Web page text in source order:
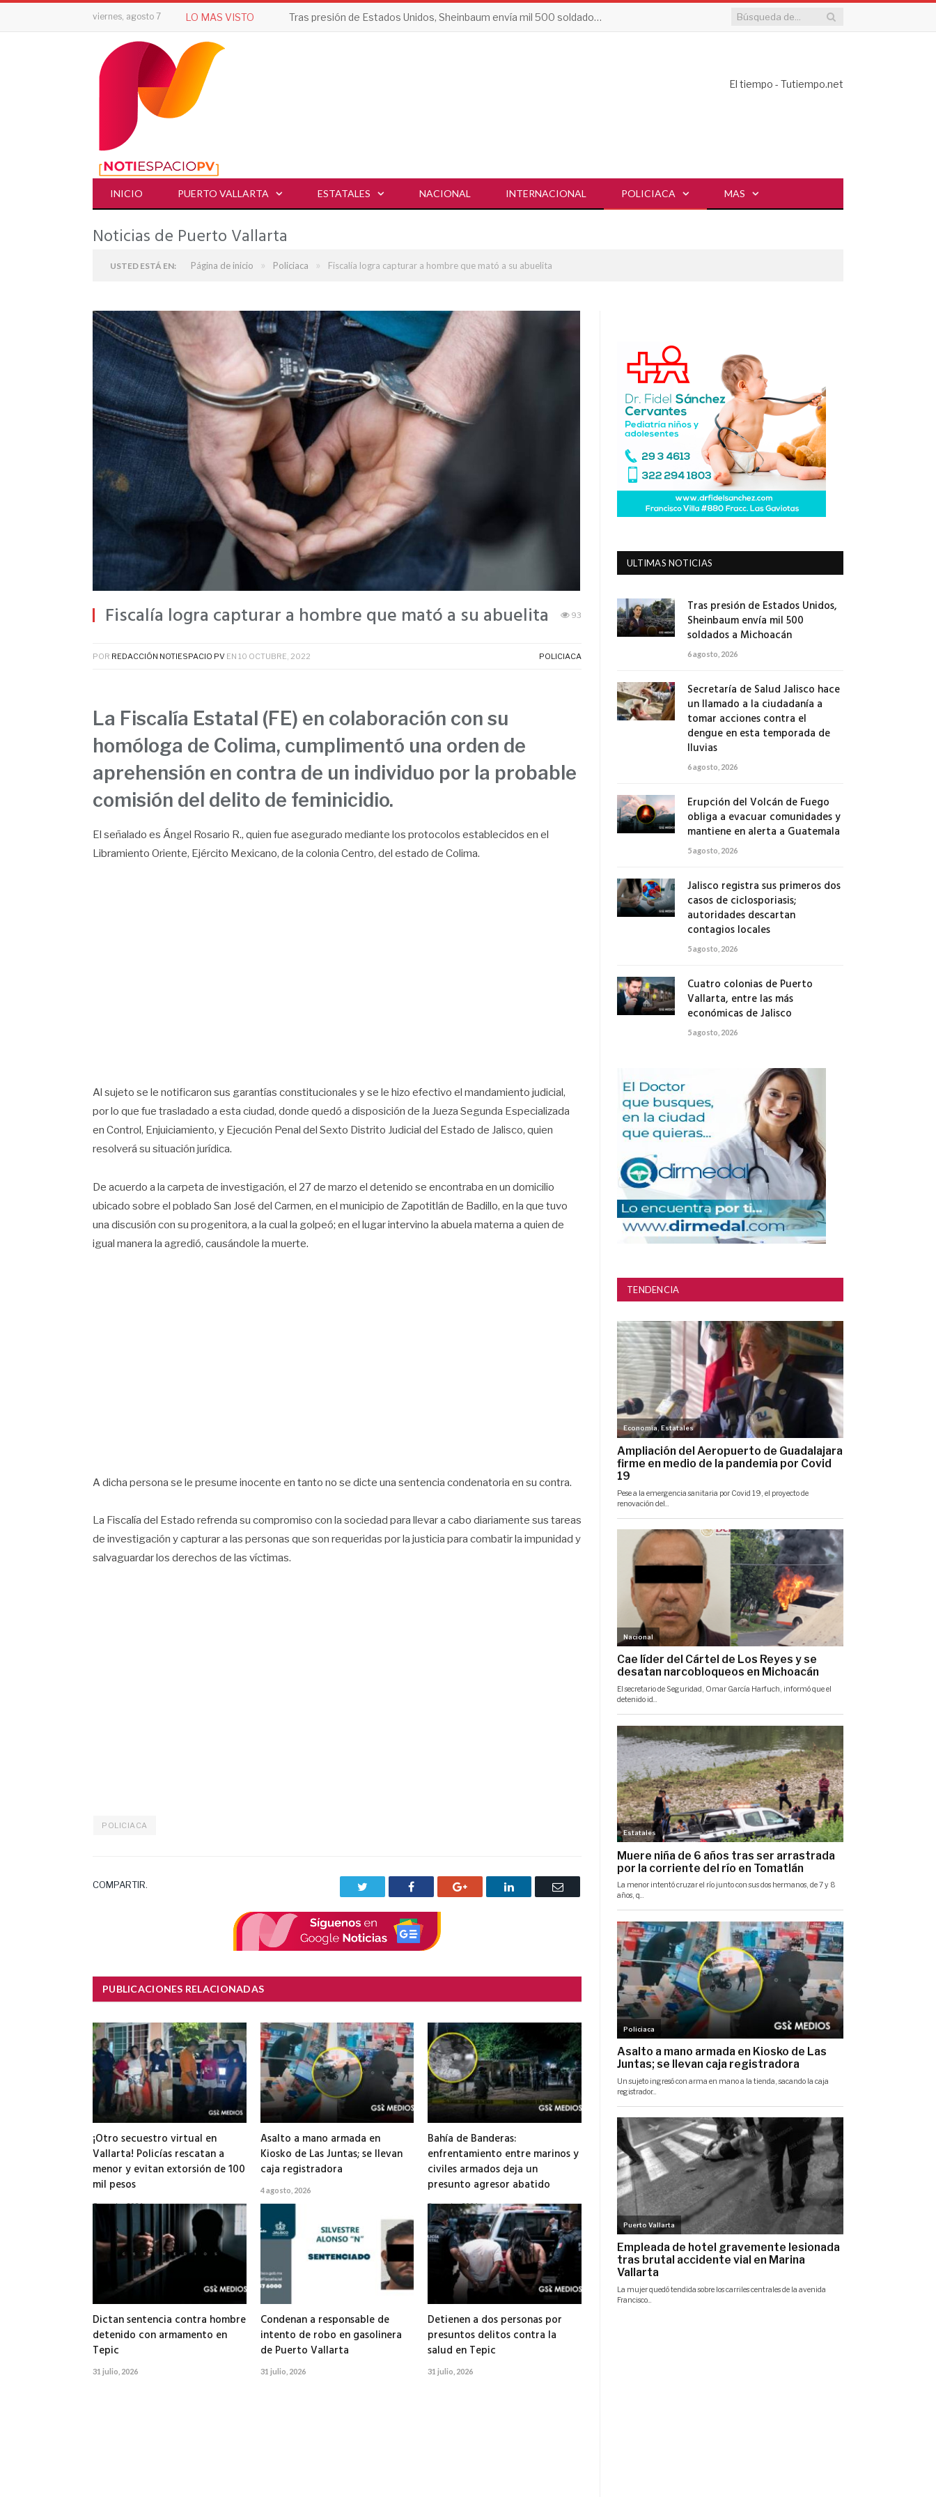
viernes, agosto 7 LO MAS VISTO Tras presión de Estados Unidos, Sheinbaum envía mil 500 soldados a Michoacán
El tiempo - Tutiempo.net
INICIO PUERTO VALLARTA ESTATALES NACIONAL INTERNACIONAL POLICIACA MAS
Noticias de Puerto Vallarta
USTED ESTÁ EN: Página de inicio » Policiaca » Fiscalía logra capturar a hombre que mató a su abuelita
Fiscalía logra capturar a hombre que mató a su abuelita 93
POR REDACCIÓN NOTIESPACIO PV EN 10 OCTUBRE, 2022 POLICIACA
La Fiscalía Estatal (FE) en colaboración con su
homóloga de Colima, cumplimentó una orden de
aprehensión en contra de un individuo por la probable
comisión del delito de feminicidio.
El señalado es Ángel Rosario R., quien fue asegurado mediante los protocolos establecidos en el
Libramiento Oriente, Ejército Mexicano, de la colonia Centro, del estado de Colima.
Al sujeto se le notificaron sus garantías constitucionales y se le hizo efectivo el mandamiento judicial,
por lo que fue trasladado a esta ciudad, donde quedó a disposición de la Jueza Segunda Especializada
en Control, Enjuiciamiento, y Ejecución Penal del Sexto Distrito Judicial del Estado de Jalisco, quien
resolverá su situación jurídica.
De acuerdo a la carpeta de investigación, el 27 de marzo el detenido se encontraba en un domicilio
ubicado sobre el poblado San José del Carmen, en el municipio de Zapotitlán de Badillo, en la que tuvo
una discusión con su progenitora, a la cual la golpeó; en el lugar intervino la abuela materna a quien de
igual manera la agredió, causándole la muerte.
A dicha persona se le presume inocente en tanto no se dicte una sentencia condenatoria en su contra.
La Fiscalía del Estado refrenda su compromiso con la sociedad para llevar a cabo diariamente sus tareas
de investigación y capturar a las personas que son requeridas por la justicia para combatir la impunidad y
salvaguardar los derechos de las víctimas.
POLICIACA
COMPARTIR. Facebook Google+ LinkedIn
Correo
PUBLICACIONES RELACIONADAS
¡Otro secuestro virtual en
Vallarta! Policías rescatan a
menor y evitan extorsión de 100
mil pesos
5 agosto, 2026
Asalto a mano armada en
Kiosko de Las Juntas; se llevan
caja registradora
4 agosto, 2026
Bahía de Banderas:
enfrentamiento entre marinos y
civiles armados deja un
presunto agresor abatido
3 agosto, 2026
Dictan sentencia contra hombre
detenido con armamento en
Tepic
31 julio, 2026
Condenan a responsable de
intento de robo en gasolinera
de Puerto Vallarta
31 julio, 2026
Detienen a dos personas por
presuntos delitos contra la
salud en Tepic
31 julio, 2026
ULTIMAS NOTICIAS
Tras presión de Estados Unidos,
Sheinbaum envía mil 500
soldados a Michoacán
6 agosto, 2026
Secretaría de Salud Jalisco hace
un llamado a la ciudadanía a
tomar acciones contra el
dengue en esta temporada de
lluvias
6 agosto, 2026
Erupción del Volcán de Fuego
obliga a evacuar comunidades y
mantiene en alerta a Guatemala
5 agosto, 2026
Jalisco registra sus primeros dos
casos de ciclosporiasis;
autoridades descartan
contagios locales
5 agosto, 2026
Cuatro colonias de Puerto
Vallarta, entre las más
económicas de Jalisco
5 agosto, 2026
TENDENCIA